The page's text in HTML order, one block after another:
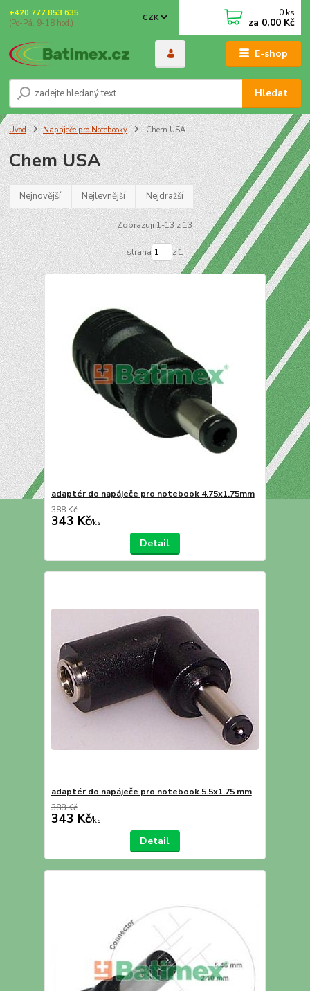
E-shop
CZK
Hledat
+420 777 853 635
(Po-Pá, 9-18 hod.)
0 ks
za 0,00 Kč
Úvod Napáječe pro Notebooky Chem USA
Chem USA
Nejnovější Nejlevnější Nejdražší
Zobrazuji 1-13 z 13
strana z 1
adaptér do napáječe pro notebook 4.75x1.75mm
388 Kč
343 Kč/ks
Detail
adaptér do napáječe pro notebook 5.5x1.75 mm
388 Kč
343 Kč/ks
Detail